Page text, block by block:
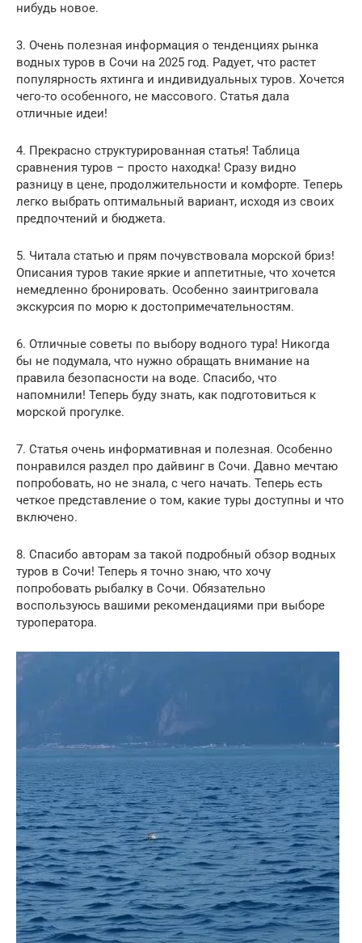
нибудь новое.
3. Очень полезная информация о тенденциях рынка
водных туров в Сочи на 2025 год. Радует, что растет
популярность яхтинга и индивидуальных туров. Хочется
чего-то особенного, не массового. Статья дала
отличные идеи!
4. Прекрасно структурированная статья! Таблица
сравнения туров – просто находка! Сразу видно
разницу в цене, продолжительности и комфорте. Теперь
легко выбрать оптимальный вариант, исходя из своих
предпочтений и бюджета.
5. Читала статью и прям почувствовала морской бриз!
Описания туров такие яркие и аппетитные, что хочется
немедленно бронировать. Особенно заинтриговала
экскурсия по морю к достопримечательностям.
6. Отличные советы по выбору водного тура! Никогда
бы не подумала, что нужно обращать внимание на
правила безопасности на воде. Спасибо, что
напомнили! Теперь буду знать, как подготовиться к
морской прогулке.
7. Статья очень информативная и полезная. Особенно
понравился раздел про дайвинг в Сочи. Давно мечтаю
попробовать, но не знала, с чего начать. Теперь есть
четкое представление о том, какие туры доступны и что
включено.
8. Спасибо авторам за такой подробный обзор водных
туров в Сочи! Теперь я точно знаю, что хочу
попробовать рыбалку в Сочи. Обязательно
воспользуюсь вашими рекомендациями при выборе
туроператора.